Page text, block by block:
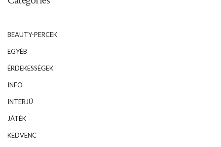
BEAUTY-PERCEK
EGYÉB
ÉRDEKESSÉGEK
INFO
INTERJÚ
JÁTÉK
KEDVENC